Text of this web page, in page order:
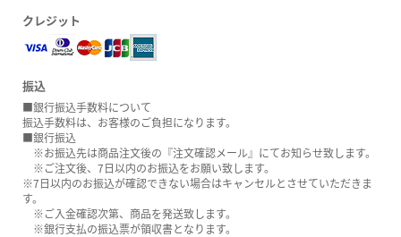
クレジット
振込
■銀行振込手数料について
振込手数料は、お客様のご負担になります。
■銀行振込
※お振込先は商品注文後の『注文確認メール』にてお知らせ致します。
※ご注文後、7日以内のお振込をお願い致します。
※7日以内のお振込が確認できない場合はキャンセルとさせていただきま
す。
※ご入金確認次第、商品を発送致します。
※銀行支払の振込票が領収書となります。